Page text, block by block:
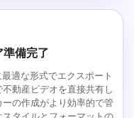
準備完了
適な形式でエクスポート
動産ビデオを直接共有し
の作成がより効率的で管